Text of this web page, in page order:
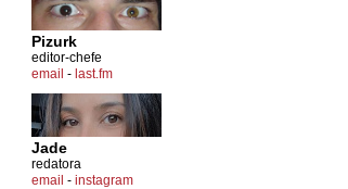
Pizurk
editor-chefe
email - last.fm
Jade
redatora
email - instagram